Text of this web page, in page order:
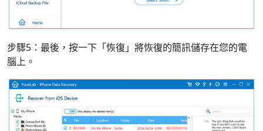
步驟5：最後，按一下「恢復」將恢復的簡訊儲存在您的電
腦上。